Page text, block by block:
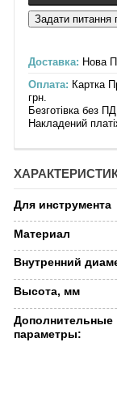
Доставка: Нова
Оплата: Картка
грн.
Безготівка без
Накладений
Для инструмента
Материал
Внутренний
Высота, мм
Дополнительные
параметры: